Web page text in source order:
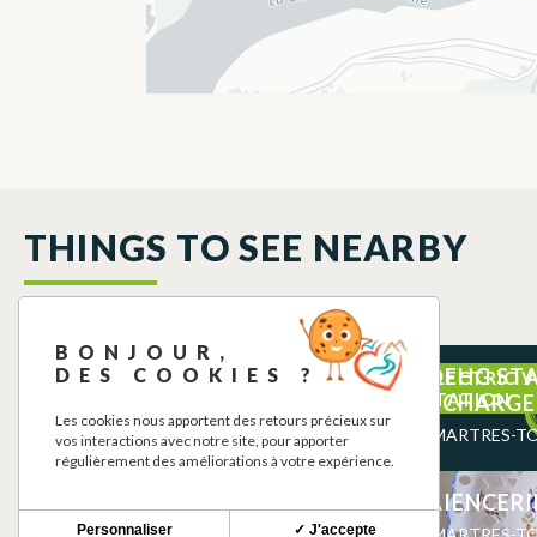
THINGS TO SEE NEARBY
HORLOGERIE BIJOUTERIE
MARTRES-TOLOSANE
ELECTRIC
STATION
SDEHG
RECHARGE
MARTRES-
BONJOUR,
DES COOKIES ?
Les cookies nous apportent des retours précieux sur
vos interactions avec notre site, pour apporter
régulièrement des améliorations à votre expérience.
✓ J'accepte
Personnaliser